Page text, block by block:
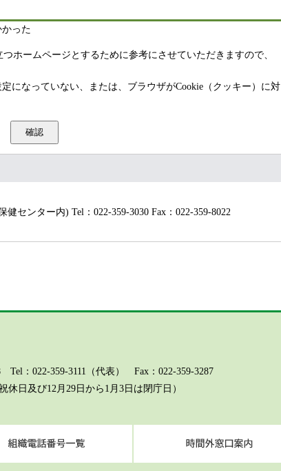
った
ホームページとするために参考にさせていただきますので、
になっていない、または、ブラウザがCookie（クッキー）に対
健センター内) Tel：022-359-3030 Fax：022-359-8022
：022-359-3111（代表） Fax：022-359-3287
日及び12月29日から1月3日は閉庁日）